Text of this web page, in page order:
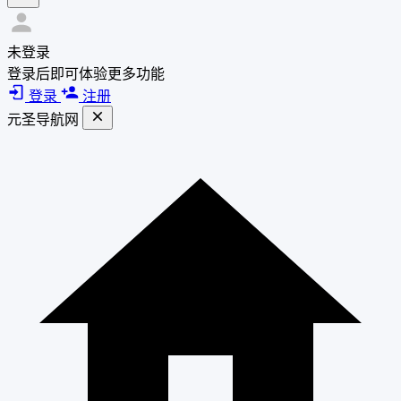
未登录
登录后即可体验更多功能
登录
注册
元圣导航网